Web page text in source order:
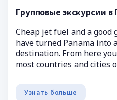
Групповые экскурсии в
Cheap jet fuel and a good
have turned Panama into
destination. From here
most countries and cities
Узнать больше